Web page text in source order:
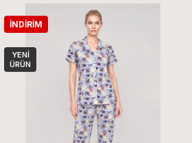
İNDIRIM
YENI
ÜRÜN